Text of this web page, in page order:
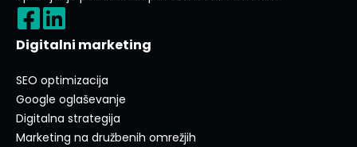
Digitalni marketing
SEO optimizacija
Google oglaševanje
Digitalna strategija
Marketing na družbenih omrežjih